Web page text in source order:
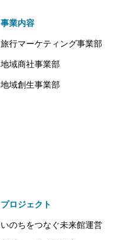
事業内容
旅行マーケティング事業部
地域商社事業部
地域創生事業部
プロジェクト
いのちをつなぐ未来館運営